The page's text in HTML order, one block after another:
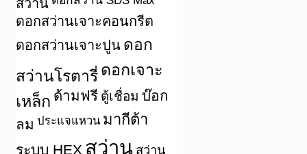
ดอกสว่านเจาะคอนกรีต
ดอกสว่านเจาะปูน ดอก
สว่านโรตารี่ ดอกเจาะ
เหล็ก ด้ามฟรี ตู้เชื่อม บ๊อก
ลม ประแจแหวน มากีต้า
ระบบ HEX สว่าน สว่าน